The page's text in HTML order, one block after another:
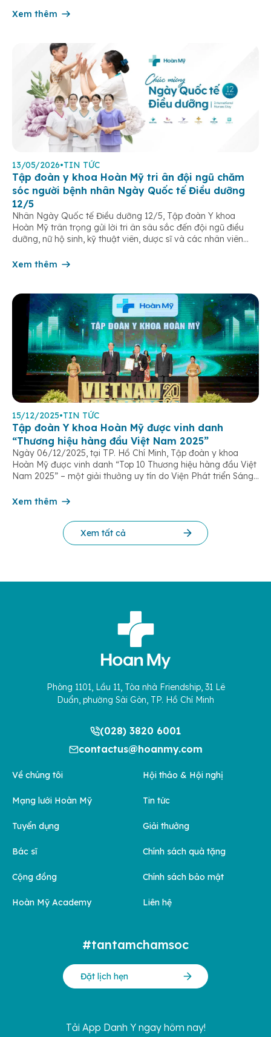
Xem thêm
13/05/2026•TIN TỨC
Tập đoàn y khoa Hoàn Mỹ tri ân đội ngũ chăm
sóc người bệnh nhân Ngày Quốc tế Điều dưỡng
12/5
Nhân Ngày Quốc tế Điều dưỡng 12/5, Tập đoàn Y khoa
Hoàn Mỹ trân trọng gửi lời tri ân sâu sắc đến đội ngũ điều
dưỡng, nữ hộ sinh, kỹ thuật viên, dược sĩ và các nhân viên
âm thầm đồng hành trên […]
Xem thêm
15/12/2025•TIN TỨC
Tập đoàn Y khoa Hoàn Mỹ được vinh danh
“Thương hiệu hàng đầu Việt Nam 2025”
Ngày 06/12/2025, tại TP. Hồ Chí Minh, Tập đoàn y khoa
Hoàn Mỹ được vinh danh “Top 10 Thương hiệu hàng đầu Việt
Nam 2025” – một giải thưởng uy tín do Viện Phát triển Sáng
cứu Phát triển Doanh nghiệp Châu Á […]
Xem thêm
Xem tất cả
Phòng 1101, Lầu 11, Tòa nhà Friendship, 31 Lê
Duẩn, phường Sài Gòn, TP. Hồ Chí Minh
(028) 3820 6001
contactus@hoanmy.com
Về chúng tôi
Mạng lưới Hoàn Mỹ
Tuyển dụng
Bác sĩ
Cộng đồng
Hoàn Mỹ Academy
Hội thảo & Hội nghị
Tin tức
Giải thưởng
Chính sách quà tặng
Chính sách bảo mật
Liên hệ
#tantamchamsoc
Đặt lịch hẹn
Tải App Danh Y ngay hôm nay!